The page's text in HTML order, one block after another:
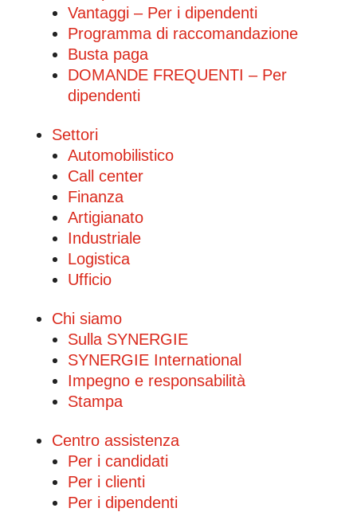
Vantaggi – Per i dipendenti
Programma di raccomandazione
Busta paga
DOMANDE FREQUENTI – Per
dipendenti
Settori
Automobilistico
Call center
Finanza
Artigianato
Industriale
Logistica
Ufficio
Chi siamo
Sulla SYNERGIE
SYNERGIE International
Impegno e responsabilità
Stampa
Centro assistenza
Per i candidati
Per i clienti
Per i dipendenti